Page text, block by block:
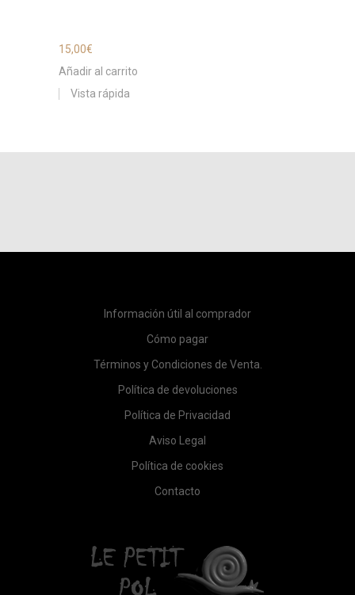
15,00€
Añadir al carrito
Vista rápida
Información útil al comprador
Cómo pagar
Términos y Condiciones de Venta.
Política de devoluciones
Política de Privacidad
Aviso Legal
Política de cookies
Contacto